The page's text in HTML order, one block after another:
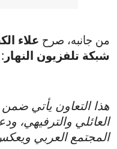
من جانبه، صرح علاء
شبكة تلفزيون النهار :
هذا التعاون يأتي
العائلي والترفيهي،
المجتمع العربي